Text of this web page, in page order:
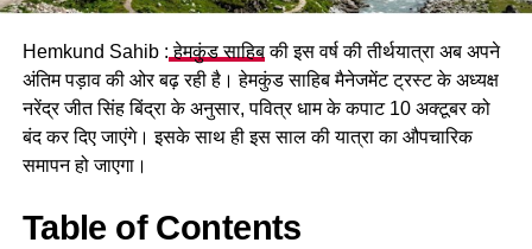
Hemkund Sahib : हेमकुंड साहिबकी इस वर्ष की तीर्थयात्रा अब अपने
अंतिम पड़ाव की ओर बढ़ रही है। हेमकुंड साहिब मैनेजमेंट ट्रस्ट के अध्यक्ष
नरेंद्र जीत सिंह बिंद्रा के अनुसार, पवित्र धाम के कपाट 10 अक्टूबर को
बंद कर दिए जाएंगे। इसके साथ ही इस साल की यात्रा का औपचारिक
समापन हो जाएगा।
Table of Contents